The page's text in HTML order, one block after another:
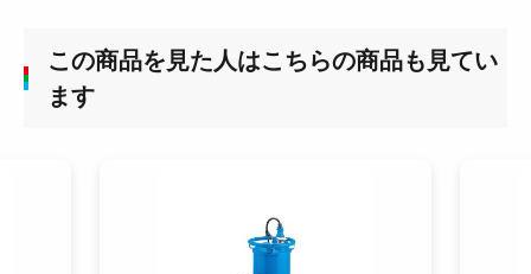
この商品を見た人はこちらの商品も見てい
ます